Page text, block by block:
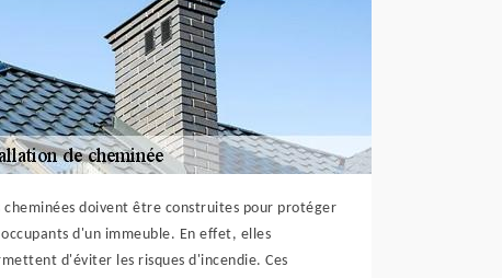
cheminées doivent être construites pour protéger
occupants d'un immeuble. En effet, elles
d'éviter les risques d'incendie. Ces